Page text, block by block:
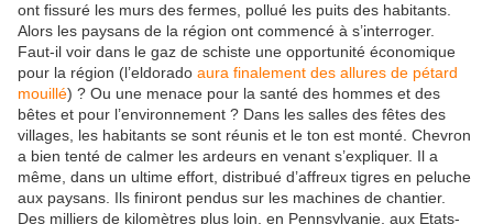
ont fissuré les murs des fermes, pollué les puits des habitants.
Alors les paysans de la région ont commencé à s’interroger.
Faut-il voir dans le gaz de schiste une opportunité économique
pour la région (l’eldorado aura finalement des allures de pétard
mouillé) ? Ou une menace pour la santé des hommes et des
bêtes et pour l’environnement ? Dans les salles des fêtes des
villages, les habitants se sont réunis et le ton est monté. Chevron
a bien tenté de calmer les ardeurs en venant s’expliquer. Il a
même, dans un ultime effort, distribué d’affreux tigres en peluche
aux paysans. Ils finiront pendus sur les machines de chantier.
Des milliers de kilomètres plus loin, en Pennsylvanie, aux Etats-